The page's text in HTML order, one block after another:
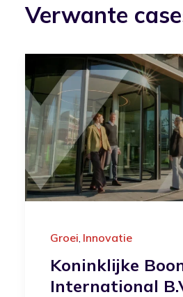
Verwante
Groei Innovatie
Koninklijke
International